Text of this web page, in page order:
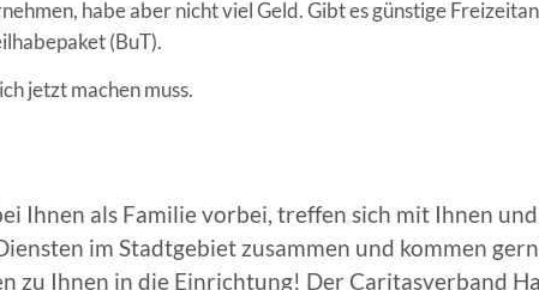
habe aber nicht viel Geld. Gibt es günstige
(BuT).
jetzt machen muss.
Ihnen als Familie vorbei, treffen sich mit Ihnen
im Stadtgebiet zusammen und kommen
zu Ihnen in die Einrichtung! Der Caritasverband